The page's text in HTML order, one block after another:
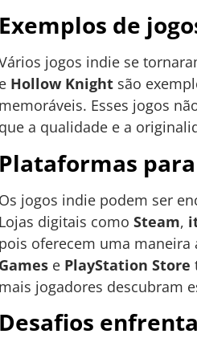
Exemplos de
jogos indie se
e Hollow Knight são
memoráveis. Esses jogos
que a qualidade e a
Plataformas
Os jogos indie podem ser
Lojas digitais como Steam,
pois oferecem uma
Games e PlayStation Store
mais jogadores descubram
Desafios